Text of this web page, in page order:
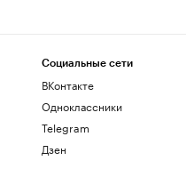
Социальные сети
ВКонтакте
Одноклассники
Telegram
Дзен